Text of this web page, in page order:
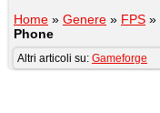
Home » Genere » FPS »
Phone
Altri articoli su: Gameforge